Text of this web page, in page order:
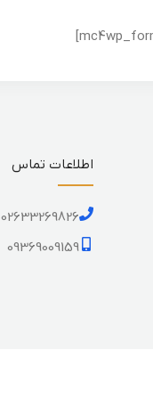
اطلاعات تماس
02633269826
09369009159